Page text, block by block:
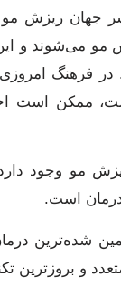
جهان ریزش مو
می‌شوند و
در فرهنگ
ممکن است
مو وجود
است.
شده‌ترین
و بروزترین